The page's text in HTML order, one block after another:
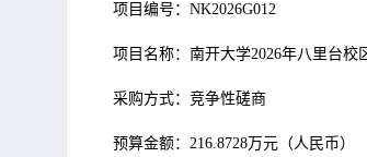
项目编号：NK2026G012
项目名称：南开大学2026年八里台
采购方式：竞争性磋商
预算金额：216.8728万元（人民币）